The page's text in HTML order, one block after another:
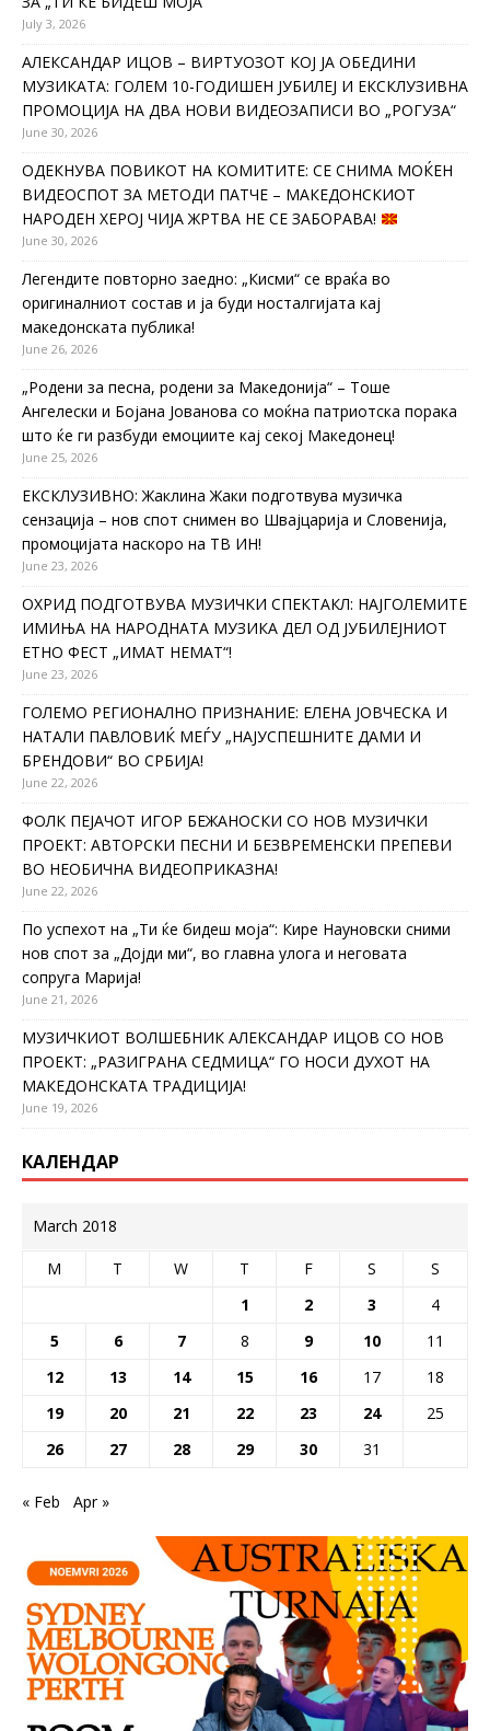
July 3, 2026
АЛЕКСАНДАР ИЦОВ – ВИРТУОЗОТ КОЈ ЈА ОБЕДИНИ
МУЗИКАТА: ГОЛЕМ 10-ГОДИШЕН ЈУБИЛЕЈ И ЕКСКЛУЗИВНА
ПРОМОЦИЈА НА ДВА НОВИ ВИДЕОЗАПИСИ ВО „РОГУЗА“
June 30, 2026
ОДЕКНУВА ПОВИКОТ НА КОМИТИТЕ: СЕ СНИМА МОЌЕН
ВИДЕОСПОТ ЗА МЕТОДИ ПАТЧЕ – МАКЕДОНСКИОТ
НАРОДЕН ХЕРОЈ ЧИЈА ЖРТВА НЕ СЕ ЗАБОРАВА!
June 30, 2026
Легендите повторно заедно: „Кисми“ се враќа во
оригиналниот состав и ја буди носталгијата кај
македонската публика!
June 26, 2026
„Родени за песна, родени за Македонија“ – Тоше
Ангелески и Бојана Јованова со моќна патриотска порака
што ќе ги разбуди емоциите кај секој Македонец!
June 25, 2026
ЕКСКЛУЗИВНО: Жаклина Жаки подготвува музичка
сензација – нов спот снимен во Швајцарија и Словенија,
промоцијата наскоро на ТВ ИН!
June 23, 2026
ОХРИД ПОДГОТВУВА МУЗИЧКИ СПЕКТАКЛ: НАЈГОЛЕМИТЕ
ИМИЊА НА НАРОДНАТА МУЗИКА ДЕЛ ОД ЈУБИЛЕЈНИОТ
ЕТНО ФЕСТ „ИМАТ НЕМАТ“!
June 23, 2026
ГОЛЕМО РЕГИОНАЛНО ПРИЗНАНИЕ: ЕЛЕНА ЈОВЧЕСКА И
НАТАЛИ ПАВЛОВИЌ МЕЃУ „НАЈУСПЕШНИТЕ ДАМИ И
БРЕНДОВИ“ ВО СРБИЈА!
June 22, 2026
ФОЛК ПЕЈАЧОТ ИГОР БЕЖАНОСКИ СО НОВ МУЗИЧКИ
ПРОЕКТ: АВТОРСКИ ПЕСНИ И БЕЗВРЕМЕНСКИ ПРЕПЕВИ
ВО НЕОБИЧНА ВИДЕОПРИКАЗНА!
June 22, 2026
По успехот на „Ти ќе бидеш моја“: Кире Науновски сними
нов спот за „Дојди ми“, во главна улога и неговата
сопруга Марија!
June 21, 2026
МУЗИЧКИОТ ВОЛШЕБНИК АЛЕКСАНДАР ИЦОВ СО НОВ
ПРОЕКТ: „РАЗИГРАНА СЕДМИЦА“ ГО НОСИ ДУХОТ НА
МАКЕДОНСКАТА ТРАДИЦИЈА!
June 19, 2026
КАЛЕНДАР
March 2018
M T W T F S
S
1
2 3
4
5
6 7 8 9 10
11
12
13 14 15 16 17
18
19
20 21 22 23 24
25
26
27 28 29 30 31
« Feb Apr »